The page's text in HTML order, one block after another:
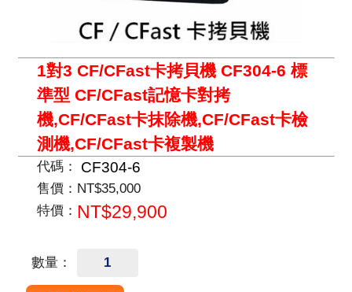
1對3 CF/CFast卡拷貝機 CF304-6 標
準型 CF/CFast記憶卡對拷
機,CF/CFast卡抹除機,CF/CFast卡檢
測機,CF/CFast卡複製機
代碼： CF304-6
售價： NT$35,000
特價： NT$29,900
數量：